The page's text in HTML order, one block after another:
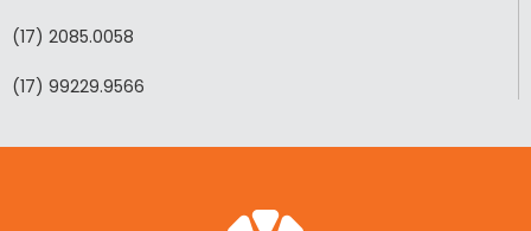
(17) 2085.0058
(17) 99229.9566